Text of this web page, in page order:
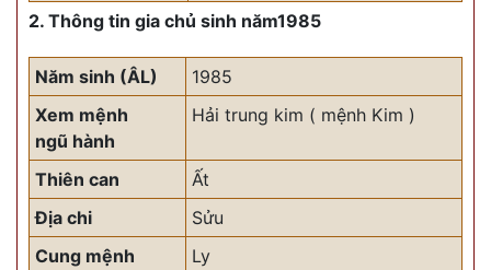
2. Thông tin gia chủ sinh năm1985
Năm sinh (ÂL)
1985
Xem mệnh
ngũ hành
Hải trung kim ( mệnh Kim )
Thiên can
Ất
Địa chi
Sửu
Cung mệnh
Ly